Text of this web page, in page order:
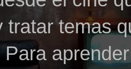
tratar temas
Para